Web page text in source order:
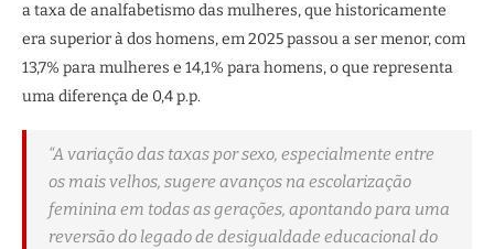
a taxa de analfabetismo das mulheres, que historicamente
era superior à dos homens, em 2025 passou a ser menor, com
13,7% para mulheres e 14,1% para homens, o que representa
uma diferença de 0,4 p.p.
“A variação das taxas por sexo, especialmente entre
os mais velhos, sugere avanços na escolarização
feminina em todas as gerações, apontando para uma
reversão do legado de desigualdade educacional do